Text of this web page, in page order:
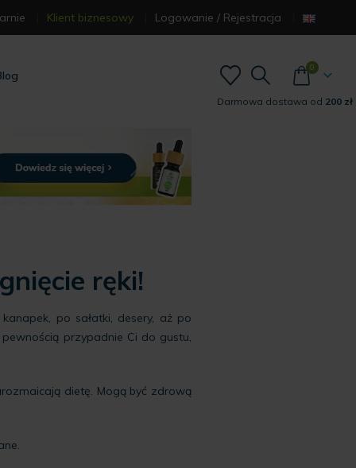
Klient biznesowy Logowanie / Rejestracja
0
Darmowa dostawa od 200 zł
ręki!
po sałatki, desery, aż po
przypadnie Ci do gustu,
dietę. Mogą być zdrową